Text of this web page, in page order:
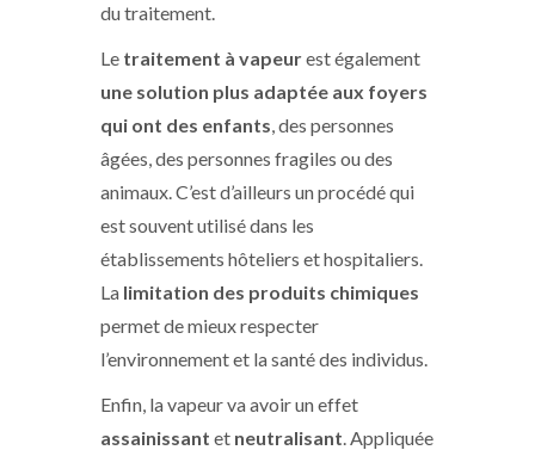
du traitement.
Le traitement à vapeurest également
une solution plus adaptée aux foyers
qui ont des enfants, des personnes
âgées, des personnes fragiles ou des
animaux. C’est d’ailleurs un procédé qui
est souvent utilisé dans les
établissements hôteliers et hospitaliers.
La limitation des produits chimiques
permet de mieux respecter
l’environnement et la santé des individus.
Enfin, la vapeur va avoir un effet
assainissant et neutralisant. Appliquée